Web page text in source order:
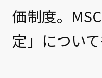
ニュース
ニュース
価制度。
定」について